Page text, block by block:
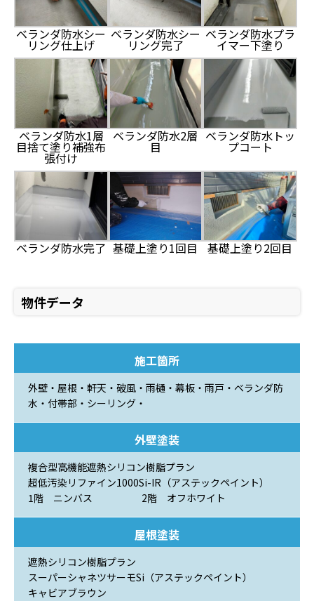
ベランダ防水シー
リング仕上げ
ベランダ防水シー
リング完了
ベランダ防水プラ
イマー下塗り
ベランダ防水1層
目捨て塗り補強布
張付け
ベランダ防水2層
目
ベランダ防水トッ
プコート
ベランダ防水完了 基礎上塗り1回目 基礎上塗り2回目
物件データ
施工箇所
外壁・屋根・軒天・破風・雨樋・幕板・雨戸・ベランダ防
水・付帯部・シーリング・
外壁塗装
複合型高機能遮熱シリコン樹脂プラン
超低汚染リファイン1000Si-IR（アステックペイント）
1階 ニンバス 2階 オフホワイト
屋根塗装
遮熱シリコン樹脂プラン
スーパーシャネツサーモSi（アステックペイント）
キャビアブラウン